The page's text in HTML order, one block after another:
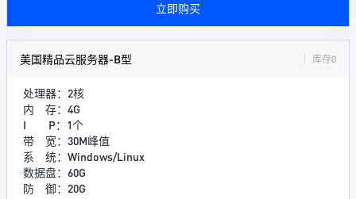
立即购买
美国精品云服务器-B型 库存0
处理器：2核
内 存：4G
I P：1个
带 宽：30M峰值
系 统：Windows/Linux
数据盘：60G
防 御：20G